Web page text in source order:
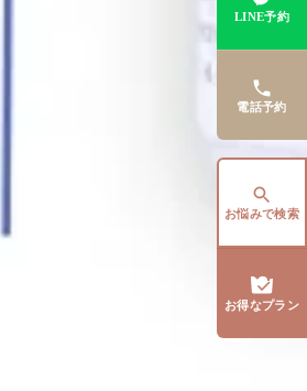
LINE予約
電話予約
お悩みで検索
お得なプラン